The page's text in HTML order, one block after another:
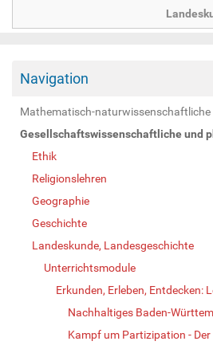
Navigation
Mathematisch-naturwissenschaftliche
Gesellschaftswissenschaftliche und
Ethik
Religionslehren
Geographie
Geschichte
Landeskunde, Landesgeschichte
Unterrichtsmodule
Erkunden, Erleben, Entdecken:
Nachhaltiges Baden-
Kampf um Partizipation - Der